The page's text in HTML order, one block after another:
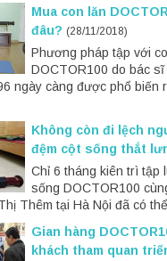
Mua con lăn
đâu? (28/11/2018)
Phương pháp tập với
DOCTOR100 do bác
ngày càng được phổ biến
Không còn đi lệch
đệm cột sống thắt
Chỉ 6 tháng kiên trì tập
sống DOCTOR100
Thêm tại Hà Nội đã có
Gian hàng
khách tham quan